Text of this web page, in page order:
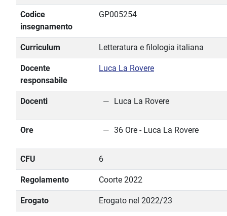
Codice
insegnamento
GP005254
Curriculum Letteratura e filologia italiana
Docente
responsabile
Luca La Rovere
Docenti Luca La Rovere
Ore 36 Ore - Luca La Rovere
CFU 6
Regolamento Coorte 2022
Erogato Erogato nel 2022/23